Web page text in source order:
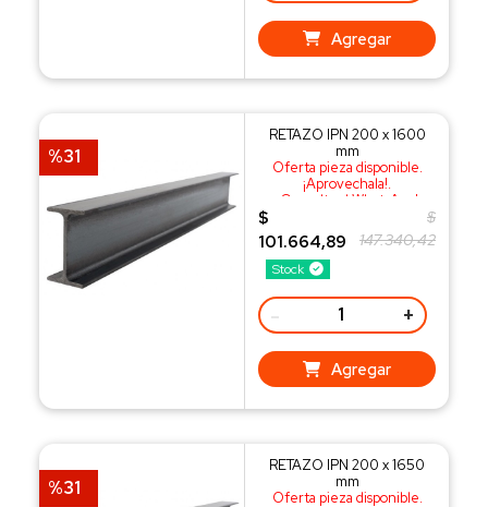
Agregar
%31
Stock
RETAZO IPN 200 x 1600
mm
Oferta pieza disponible.
¡Aprovechala!.
¡Consulta al WhatsApp!
$
101.664,89
$
147.340,42
- +
Agregar
%31
RETAZO IPN 200 x 1650
mm
Oferta pieza disponible.